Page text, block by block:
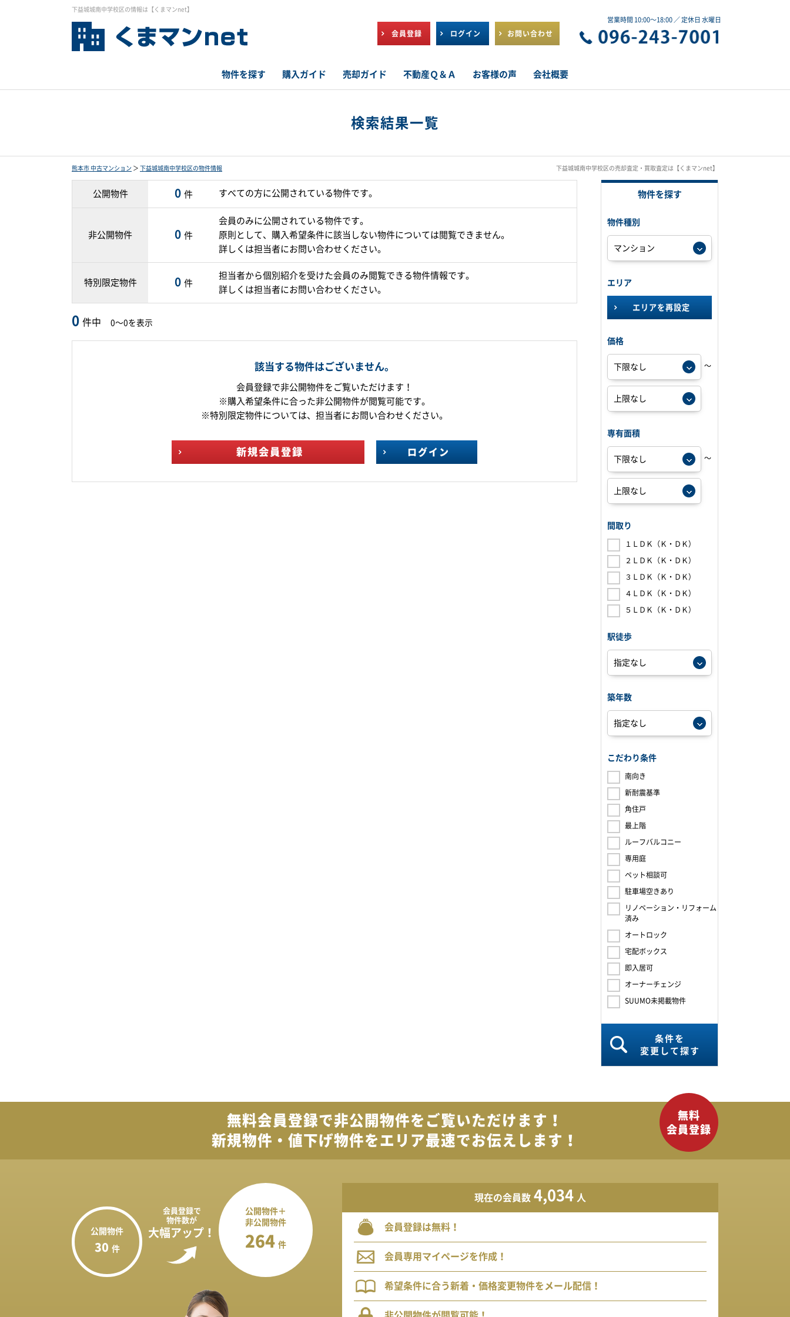
下益城城南中学校区の情報は【くまマンnet】
会員登録 ログイン お問い合わせ
営業時間 10:00～18:00 ／ 定休日 水曜日
物件を探す 購入ガイド 売却ガイド 不動産Ｑ＆Ａ お客様の声 会社概要
検索結果一覧
熊本市 中古マンション ＞ 下益城城南中学校区の物件情報 下益城城南中学校区の売却査定・買取査定は【くまマンnet】
公開物件 0 件 すべての方に公開されている物件です。
非公開物件 0 件
会員のみに公開されている物件です。
原則として、購入希望条件に該当しない物件については閲覧できません。
詳しくは担当者にお問い合わせください。
特別限定物件 0 件
担当者から個別紹介を受けた会員のみ閲覧できる物件情報です。
詳しくは担当者にお問い合わせください。
0 件中 0～0を表示
該当する物件はございません。
会員登録で非公開物件をご覧いただけます！
※購入希望条件に合った非公開物件が閲覧可能です。
※特別限定物件については、担当者にお問い合わせください。
新規会員登録 ログイン
物件を探す
物件種別
エリア
エリアを再設定
価格
～
専有面積
～
間取り
１ＬＤＫ（Ｋ・ＤＫ）
２ＬＤＫ（Ｋ・ＤＫ）
３ＬＤＫ（Ｋ・ＤＫ）
４ＬＤＫ（Ｋ・ＤＫ）
５ＬＤＫ（Ｋ・ＤＫ）
駅徒歩
築年数
こだわり条件
南向き
新耐震基準
角住戸
最上階
ルーフバルコニー
専用庭
ペット相談可
駐車場空きあり
リノベーション・リフォーム
済み
オートロック
宅配ボックス
即入居可
オーナーチェンジ
SUUMO未掲載物件
条件を
変更して探す
無料会員登録で非公開物件を ご覧いただけます！
新規物件・値下げ物件をエリア最速でお伝えします！
会員登録で
物件数が
大幅アップ！
公開物件
30 件
公開物件＋
非公開物件
264 件
現在の会員数 4,034 人
会員登録は無料！
会員専用マイページを作成！
希望条件に合う新着・価格変更物件をメール配信！